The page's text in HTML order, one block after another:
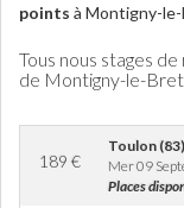
points à Montigny-
Tous nous stages
de Montigny-le-
189 €
Toulon (83)
Mer 09
Places